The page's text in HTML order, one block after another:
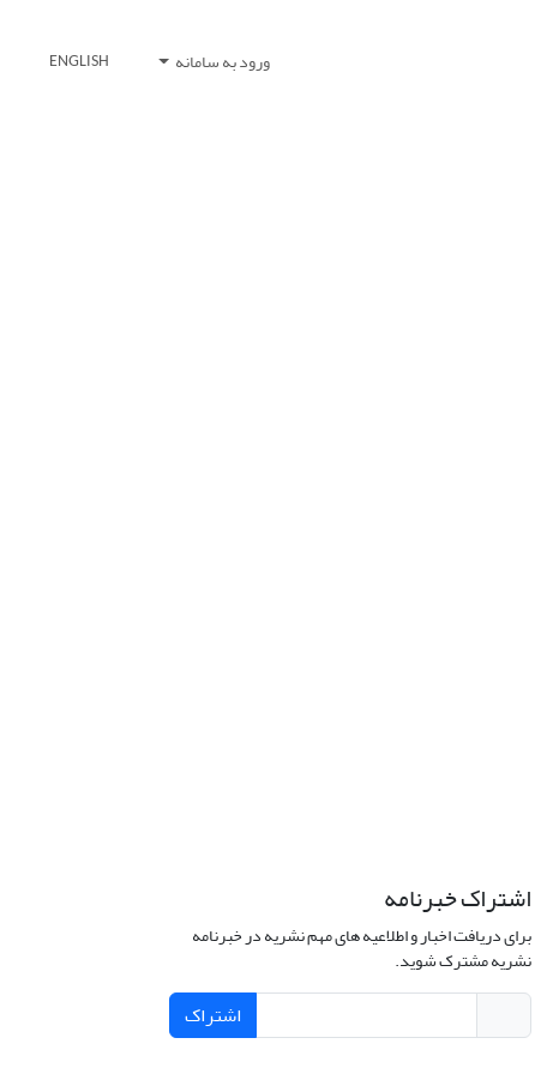
ورود به سامانه ENGLISH
اشتراک خبرنامه
برای دریافت اخبار و اطلاعیه های مهم نشریه در خبرنامه
نشریه مشترک شوید.
اشتراک